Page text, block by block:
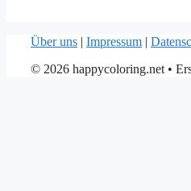
Über uns | Impressum |
© 2026 happycoloring.net •